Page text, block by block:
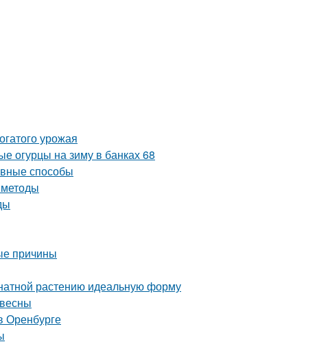
урожая
огурцы на зиму в банках 68
способы
причины
растению идеальную форму
Оренбурге